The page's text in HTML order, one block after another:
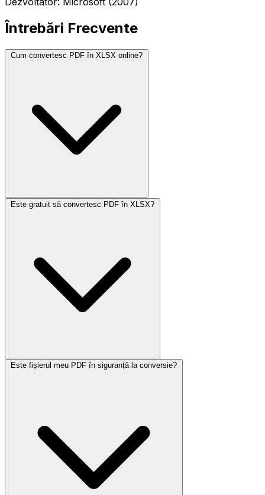
Întrebări Frecvente
Cum convertesc PDF în XLSX online?
Este gratuit să convertesc PDF în XLSX?
Este fișierul meu PDF în siguranță la conversie?